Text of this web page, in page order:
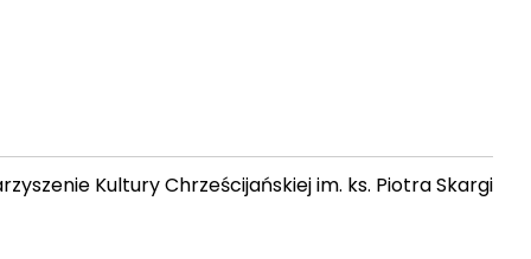
Kultury Chrześcijańskiej im. ks. Piotra Skargi